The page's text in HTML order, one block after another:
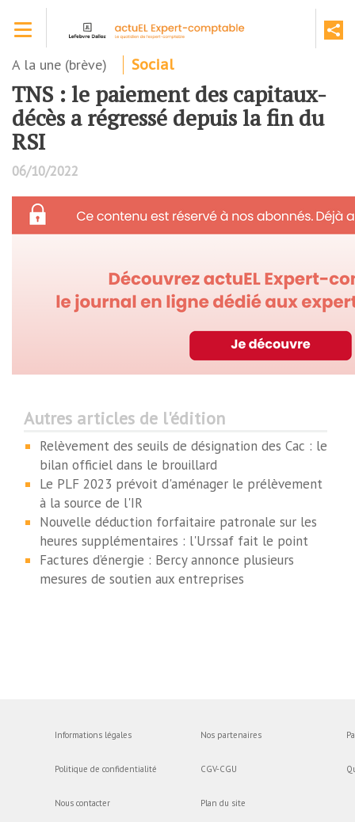
contenu
A la une (brève) Social
TNS : le paiement des capitaux-
décès a régressé depuis la fin du
RSI
06/10/2022
Autres articles de l'édition
Relèvement des seuils de désignation des Cac : le
bilan officiel dans le brouillard
Le PLF 2023 prévoit d'aménager le prélèvement
à la source de l'IR
Nouvelle déduction forfaitaire patronale sur les
heures supplémentaires : l'Urssaf fait le point
Factures d’énergie : Bercy annonce plusieurs
mesures de soutien aux entreprises
Informations légales
Politique de confidentialité
Nous contacter
Nos partenaires
CGV-CGU
Plan du site